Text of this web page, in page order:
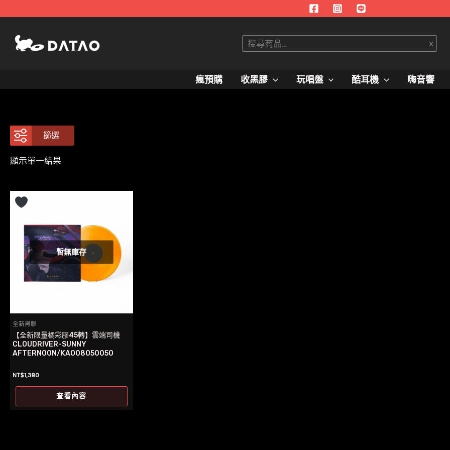
搜
x
瘋預購 收黑膠 玩唱盤 酷耳機 嗨音響
篩選
顯示單一結果
暫無庫存
全新黑膠
【全新限量橘彩膠45轉】雲端司機
CLOUDRIVER-SUNNY
AFTERNOON/KAO08050050
NT$1,380
查看內容